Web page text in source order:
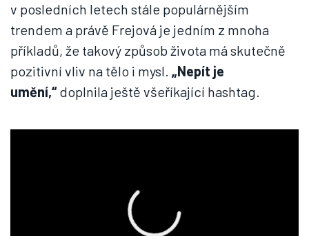
v posledních letech stále populárnějším
trendem a právě Frejová je jedním z mnoha
příkladů, že takový způsob života má skutečně
pozitivní vliv na tělo i mysl. „Nepít je
umění,“doplnila ještě všeříkající hashtag.